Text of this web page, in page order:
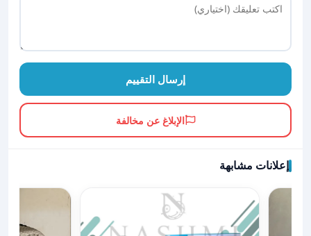
إرسال التقييم
الإبلاغ عن مخالفة
إعلانات مشابهة